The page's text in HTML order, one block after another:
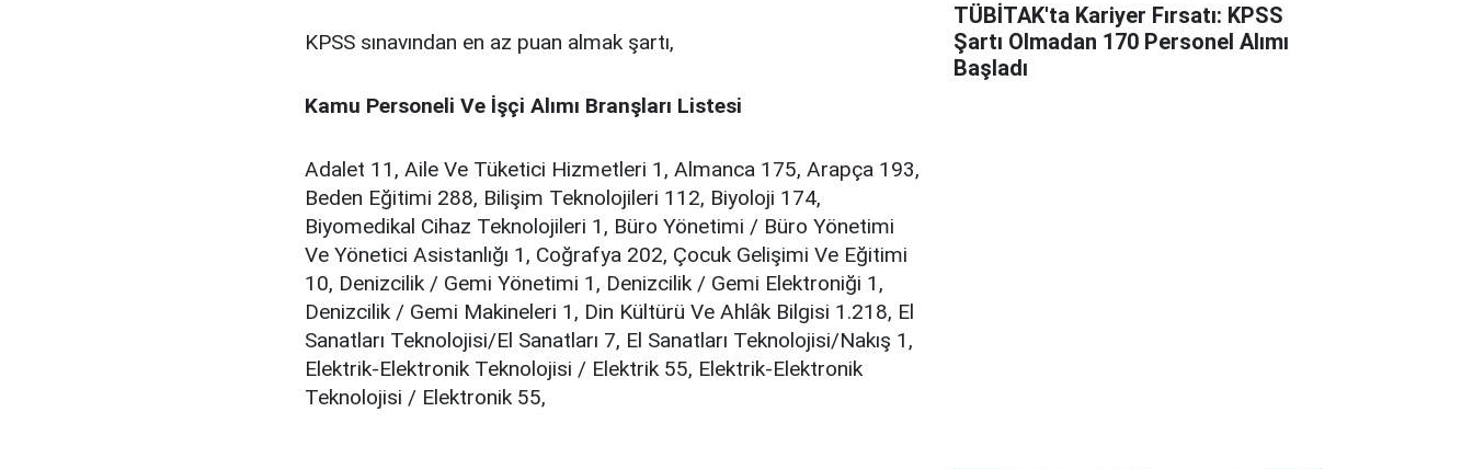
KPSS sınavından en az puan almak şartı,
Kamu Personeli Ve İşçi Alımı Branşları Listesi
Adalet 11, Aile Ve Tüketici Hizmetleri 1, Almanca 175, Arapça 193,
Beden Eğitimi 288, Bilişim Teknolojileri 112, Biyoloji 174,
Biyomedikal Cihaz Teknolojileri 1, Büro Yönetimi / Büro Yönetimi
Ve Yönetici Asistanlığı 1, Coğrafya 202, Çocuk Gelişimi Ve Eğitimi
10, Denizcilik / Gemi Yönetimi 1, Denizcilik / Gemi Elektroniği 1,
Denizcilik / Gemi Makineleri 1, Din Kültürü Ve Ahlâk Bilgisi 1.218, El
Sanatları Teknolojisi/El Sanatları 7, El Sanatları Teknolojisi/Nakış 1,
Elektrik-Elektronik Teknolojisi / Elektrik 55, Elektrik-Elektronik
Teknolojisi / Elektronik 55,
TÜBİTAK'ta Kariyer Fırsatı: KPSS
Şartı Olmadan 170 Personel Alımı
Başladı